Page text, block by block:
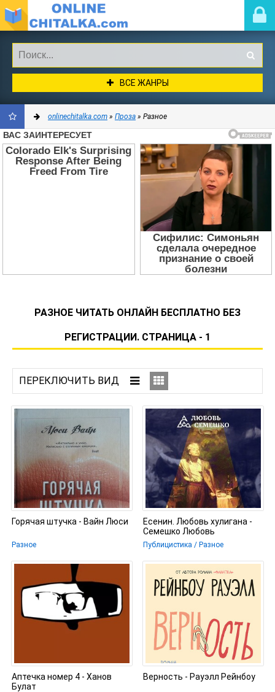
ВСЕ ЖАНРЫ
ДОБАВИТЬ
onlinechitalka.com » Проза » Разное
РАЗНОЕ ЧИТАТЬ ОНЛАЙН БЕСПЛАТНО БЕЗ
РЕГИСТРАЦИИ. СТРАНИЦА - 1
Горячая штучка - Вайн Люси
Разное
Есенин. Любовь хулигана -
Семешко Любовь
Публицистика / Разное
Аптечка номер 4 - Ханов
Булат
Верность - Рауэлл Рейнбоу